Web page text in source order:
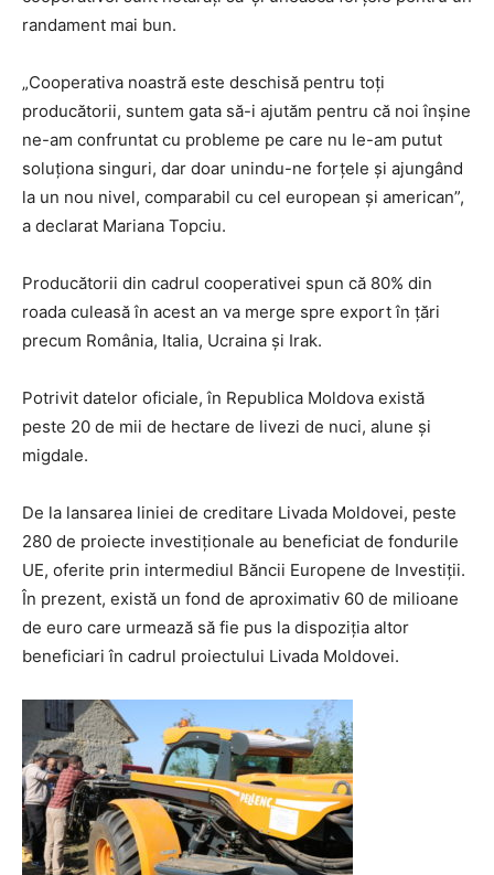
randament mai bun.
„Cooperativa noastră este deschisă pentru toți
producătorii, suntem gata să-i ajutăm pentru că noi înșine
ne-am confruntat cu probleme pe care nu le-am putut
soluționa singuri, dar doar unindu-ne forțele și ajungând
la un nou nivel, comparabil cu cel european și american”,
a declarat Mariana Topciu.
Producătorii din cadrul cooperativei spun că 80% din
roada culeasă în acest an va merge spre export în țări
precum România, Italia, Ucraina și Irak.
Potrivit datelor oficiale, în Republica Moldova există
peste 20 de mii de hectare de livezi de nuci, alune și
migdale.
De la lansarea liniei de creditare Livada Moldovei, peste
280 de proiecte investiționale au beneficiat de fondurile
UE, oferite prin intermediul Băncii Europene de Investiții.
În prezent, există un fond de aproximativ 60 de milioane
de euro care urmează să fie pus la dispoziția altor
beneficiari în cadrul proiectului Livada Moldovei.